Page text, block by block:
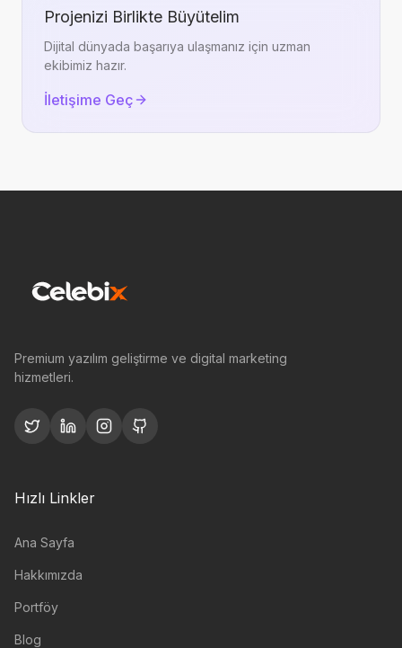
Projenizi Birlikte Büyütelim
Dijital dünyada başarıya ulaşmanız için uzman
ekibimiz hazır.
İletişime Geç
Premium yazılım geliştirme ve digital marketing
hizmetleri.
Hızlı Linkler
Ana Sayfa
Hakkımızda
Portföy
Blog